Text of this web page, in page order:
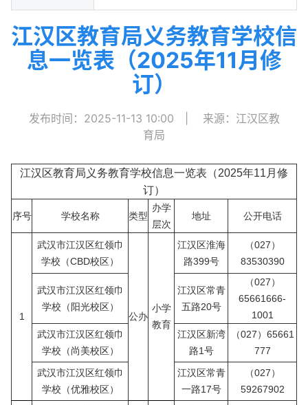
江汉区教育局义务教育学校信
息一览表（2025年11月修
订）
发布时间：2025-11-13 10:00
来源：江汉区教
育局
江汉区教育局义务教育学校信息一览表（2025年11月修
订）
序号 学校名称 类型
办学
层次
地址 公开电话
1
武汉市江汉区红领巾
学校（CBD校区）
公办
小学
教育
江汉区淮海
路399号
（027）
83530390
武汉市江汉区红领巾
学校（阳光校区）
江汉区常青
五路20号
（027）
65661666-
1001
武汉市江汉区红领巾
学校（尚美校区）
江汉区新湾
路1号
（027）65661
777
武汉市江汉区红领巾
学校（优雅校区）
江汉区常青
一路17号
（027）
59267902